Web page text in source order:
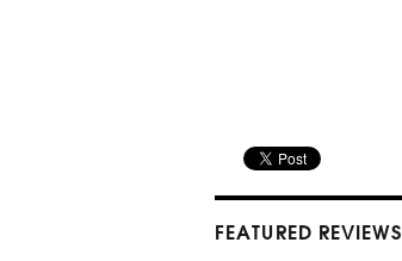
FEATURED REVIEWS